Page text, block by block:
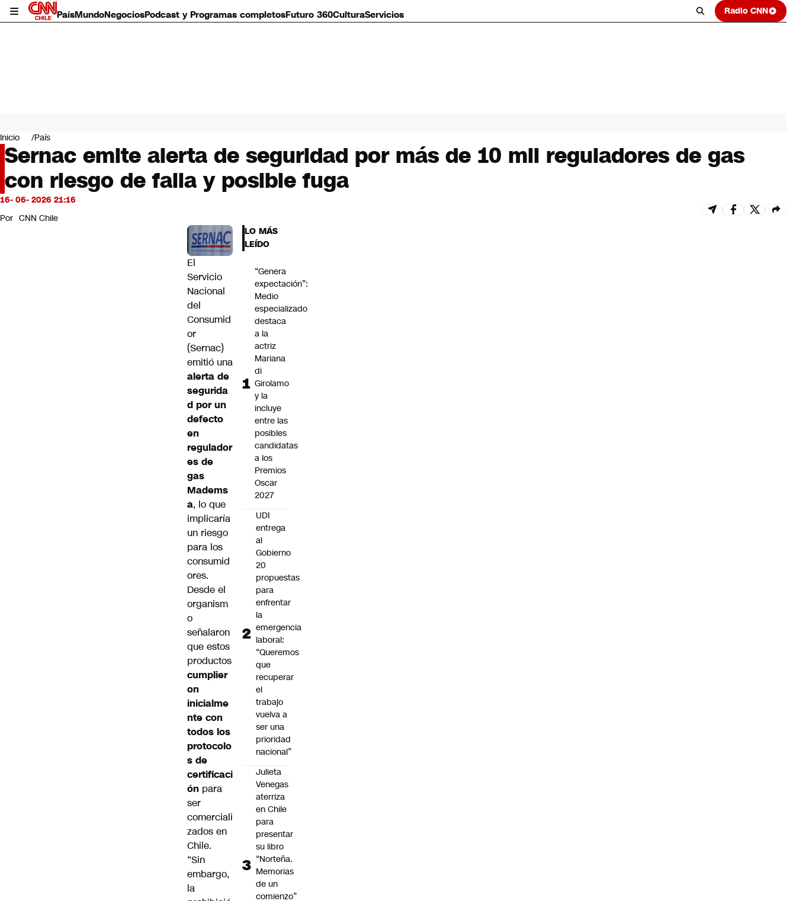
PaísMundoNegociosPodcast y Programas completosFuturo 360CulturaServicios Radio CNN
Mundo
Negocios
Deportes
Programas completos
Cultura
Servicios
Bits
CNN Data
Inicio País
Sernac emite alerta de seguridad por más de 10 mil reguladores de gas
con riesgo de falla y posible fuga
16- 06- 2026 21:16
Por CNN Chile
El
Servicio
Nacional
del
Consumid
or
(Sernac)
emitió una
alerta de
segurida
d por un
defecto
en
regulador
es de
gas
Madems
a, lo que
implicaría
un riesgo
para los
consumid
ores.
Desde el
organism
o
señalaron
que estos
productos
cumplier
on
inicialme
nte con
todos los
protocolo
s de
certificaci
ón para
ser
comerciali
zados en
Chile.
“Sin
embargo,
la
LO MÁS
LEÍDO
“Genera
expectación”:
Medio
especializado
destaca
a la
actriz
Mariana
di
Girolamo
y la
incluye
entre las
posibles
candidatas
a los
Premios
Oscar
2027
UDI
entrega
al
Gobierno
20
propuestas
para
enfrentar
la
emergencia
laboral:
“Queremos
que
recuperar
el
trabajo
vuelva a
ser una
prioridad
nacional”
Julieta
Venegas
aterriza
en Chile
para
presentar
su libro
“Norteña.
Memorias
de un
comienzo”